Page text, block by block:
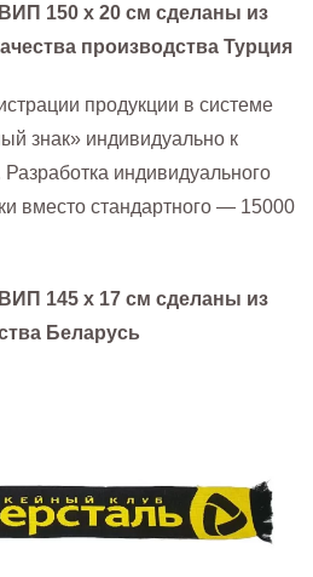
150 х 20 см сделаны из
производства Турция
продукции в системе
знак» индивидуально к
индивидуального
вместо стандартного — 15000
145 х 17 см сделаны из
Беларусь